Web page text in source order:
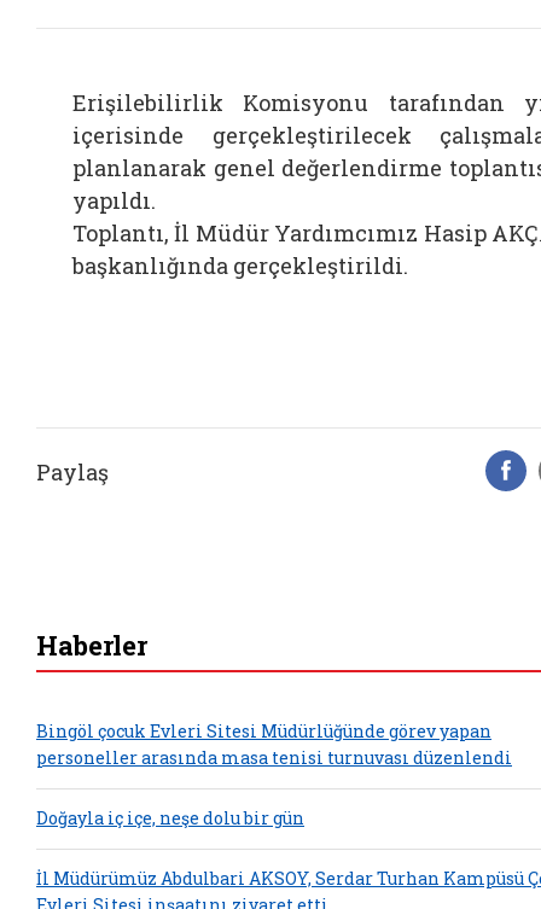
Erişilebilirlik Komisyonu tarafından
içerisinde gerçekleştirilecek
planlanarak genel değerlendirme
yapıldı.
Toplantı, İl Müdür Yardımcımız Hasip
başkanlığında gerçekleştirildi.
Paylaş
Haberler
Bingöl çocuk Evleri Sitesi Müdürlüğünde görev yapan
personeller arasında masa tenisi turnuvası düzenlendi
Doğayla iç içe, neşe dolu bir gün
İl Müdürümüz Abdulbari AKSOY, Serdar Turhan Kampüsü